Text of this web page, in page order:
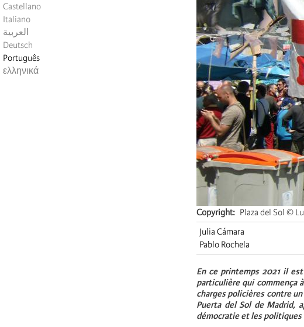
Castellano
Italiano
العربية
Deutsch
Português
ελληνικά
Copyright
Plaza del Sol ©
Julia Cámara
Pablo Rochela
En ce printemps 2021 il
particulière qui commença
charges policières contre
Puerta del Sol de Madrid,
démocratie et les politiques